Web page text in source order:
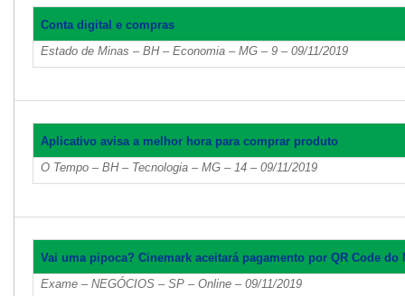
Conta digital e compras
Estado de Minas – BH – Economia – MG – 9 – 09/11/2019
Aplicativo avisa a melhor hora para comprar produto
O Tempo – BH – Tecnologia – MG – 14 – 09/11/2019
Vai uma pipoca? Cinemark aceitará pagamento por QR Code do
Exame – NEGÓCIOS – SP – Online – 09/11/2019